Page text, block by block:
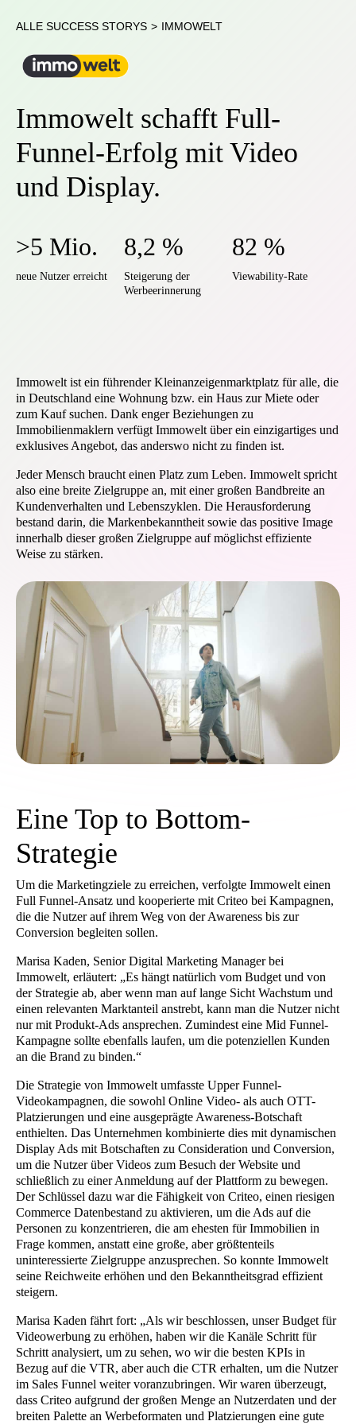
ALLE SUCCESS STORYS > IMMOWELT
Immowelt schafft Full-
Funnel-Erfolg mit Video
und Display.
>5 Mio.
neue Nutzer erreicht
8,2 %
Steigerung der
Werbeerinnerung
82 %
Viewability-Rate
Immowelt ist ein führender Kleinanzeigenmarktplatz für alle, die
in Deutschland eine Wohnung bzw. ein Haus zur Miete oder
zum Kauf suchen. Dank enger Beziehungen zu
Immobilienmaklern verfügt Immowelt über ein einzigartiges und
exklusives Angebot, das anderswo nicht zu finden ist.
Jeder Mensch braucht einen Platz zum Leben. Immowelt spricht
also eine breite Zielgruppe an, mit einer großen Bandbreite an
Kundenverhalten und Lebenszyklen. Die Herausforderung
bestand darin, die Markenbekanntheit sowie das positive Image
innerhalb dieser großen Zielgruppe auf möglichst effiziente
Weise zu stärken.
Eine Top to Bottom-
Strategie
Um die Marketingziele zu erreichen, verfolgte Immowelt einen
Full Funnel-Ansatz und kooperierte mit Criteo bei Kampagnen,
die die Nutzer auf ihrem Weg von der Awareness bis zur
Conversion begleiten sollen.
Marisa Kaden, Senior Digital Marketing Manager bei
Immowelt, erläutert: „Es hängt natürlich vom Budget und von
der Strategie ab, aber wenn man auf lange Sicht Wachstum und
einen relevanten Marktanteil anstrebt, kann man die Nutzer nicht
nur mit Produkt-Ads ansprechen. Zumindest eine Mid Funnel-
Kampagne sollte ebenfalls laufen, um die potenziellen Kunden
an die Brand zu binden.“
Die Strategie von Immowelt umfasste Upper Funnel-
Videokampagnen, die sowohl Online Video- als auch OTT-
Platzierungen und eine ausgeprägte Awareness-Botschaft
enthielten. Das Unternehmen kombinierte dies mit dynamischen
Display Ads mit Botschaften zu Consideration und Conversion,
um die Nutzer über Videos zum Besuch der Website und
schließlich zu einer Anmeldung auf der Plattform zu bewegen.
Der Schlüssel dazu war die Fähigkeit von Criteo, einen riesigen
Commerce Datenbestand zu aktivieren, um die Ads auf die
Personen zu konzentrieren, die am ehesten für Immobilien in
Frage kommen, anstatt eine große, aber größtenteils
uninteressierte Zielgruppe anzusprechen. So konnte Immowelt
seine Reichweite erhöhen und den Bekanntheitsgrad effizient
steigern.
Marisa Kaden fährt fort: „Als wir beschlossen, unser Budget für
Videowerbung zu erhöhen, haben wir die Kanäle Schritt für
Schritt analysiert, um zu sehen, wo wir die besten KPIs in
Bezug auf die VTR, aber auch die CTR erhalten, um die Nutzer
im Sales Funnel weiter voranzubringen. Wir waren überzeugt,
dass Criteo aufgrund der großen Menge an Nutzerdaten und der
breiten Palette an Werbeformaten und Platzierungen eine gute